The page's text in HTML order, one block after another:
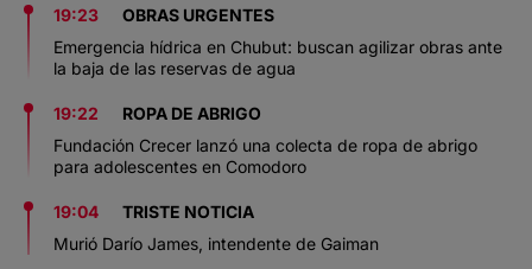
19:23
OBRAS URGENTES
Emergencia hídrica en Chubut: buscan agilizar obras ante
la baja de las reservas de agua
19:22
ROPA DE ABRIGO
Fundación Crecer lanzó una colecta de ropa de abrigo
para adolescentes en Comodoro
19:04
TRISTE NOTICIA
Murió Darío James, intendente de Gaiman